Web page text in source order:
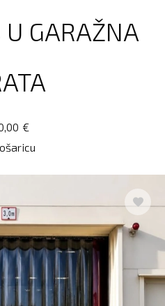
U GARAŽNA
€